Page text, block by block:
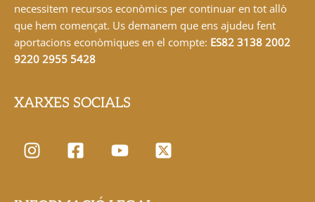
necessitem recursos econòmics per continuar en tot allò
que hem començat. Us demanem que ens ajudeu fent
aportacions econòmiques en el compte: ES82 3138 2002
9220 2955 5428
XARXES SOCIALS